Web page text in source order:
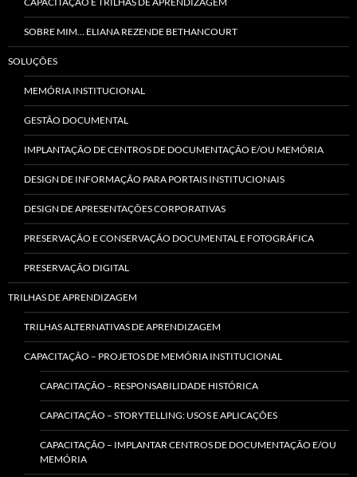
SOBRE MIM… ELIANA REZENDE BETHANCOURT
SOLUÇÕES
MEMÓRIA INSTITUCIONAL
GESTÃO DOCUMENTAL
IMPLANTAÇÃO DE CENTROS DE DOCUMENTAÇÃO E/OU MEMÓRIA
DESIGN DE INFORMAÇÃO PARA PORTAIS INSTITUCIONAIS
DESIGN DE APRESENTAÇÕES CORPORATIVAS
PRESERVAÇÃO E CONSERVAÇÃO DOCUMENTAL E FOTOGRÁFICA
PRESERVAÇÃO DIGITAL
TRILHAS DE APRENDIZAGEM
TRILHAS ALTERNATIVAS DE APRENDIZAGEM
CAPACITAÇÃO – PROJETOS DE MEMÓRIA INSTITUCIONAL
CAPACITAÇÃO – RESPONSABILIDADE HISTÓRICA
CAPACITAÇÃO – STORYTELLING: USOS E APLICAÇÕES
CAPACITAÇÃO – IMPLANTAR CENTROS DE DOCUMENTAÇÃO E/OU
MEMÓRIA